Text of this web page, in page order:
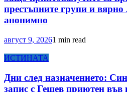
престъпните групи и вярно
анонимно
август 9, 20261 min read
ИСТИНАТА
Дни след назначението:
запис с Гешев приютен във